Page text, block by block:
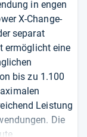
in engen
X-Change-
separat
ermöglicht eine
bis zu 1.100
Leistung
Die